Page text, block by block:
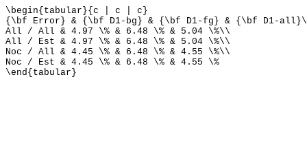
\begin{tabular}{c | c | c}
{\bf Error} & {\bf D1-bg} & {\bf D1-fg} & {\bf D1-
All / All & 4.97 \% & 6.48 \% & 5.04 \%\\
All / Est & 4.97 \% & 6.48 \% & 5.04 \%\\
Noc / All & 4.45 \% & 6.48 \% & 4.55 \%\\
Noc / Est & 4.45 \% & 6.48 \% & 4.55 \%
\end{tabular}